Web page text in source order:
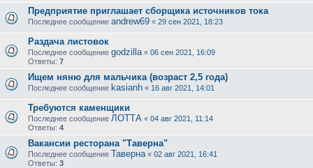
Предприятие приглашает сборщика источников тока
Последнее сообщение andrew69 « 29 сен 2021, 18:23
Раздача листовок
Последнее сообщение godzilla « 06 сен 2021, 16:09
Ответы: 7
Ищем няню для мальчика (возраст 2,5 года)
Последнее сообщение kasianh « 16 авг 2021, 14:01
Требуются каменщики
Последнее сообщение ЛОТТА « 04 авг 2021, 11:14
Ответы: 4
Вакансии ресторана "Таверна"
Последнее сообщение Таверна « 02 авг 2021, 16:41
Ответы: 3